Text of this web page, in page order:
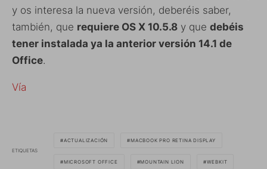
y os interesa la nueva versión, deberéis saber,
también, que requiere OS X 10.5.8 y que debéis
tener instalada ya la anterior versión 14.1 de
Office.
Vía
ETIQUETAS
ACTUALIZACIÓN MACBOOK PRO RETINA DISPLAY
MICROSOFT OFFICE MOUNTAIN LION WEBKIT